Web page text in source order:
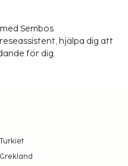
ingår.
Deposition € 200.
förekommer i juni,
Ankomstregler
10:00.
Sembos
hjälpa dig att
för dig.
Turkiet
Grekland